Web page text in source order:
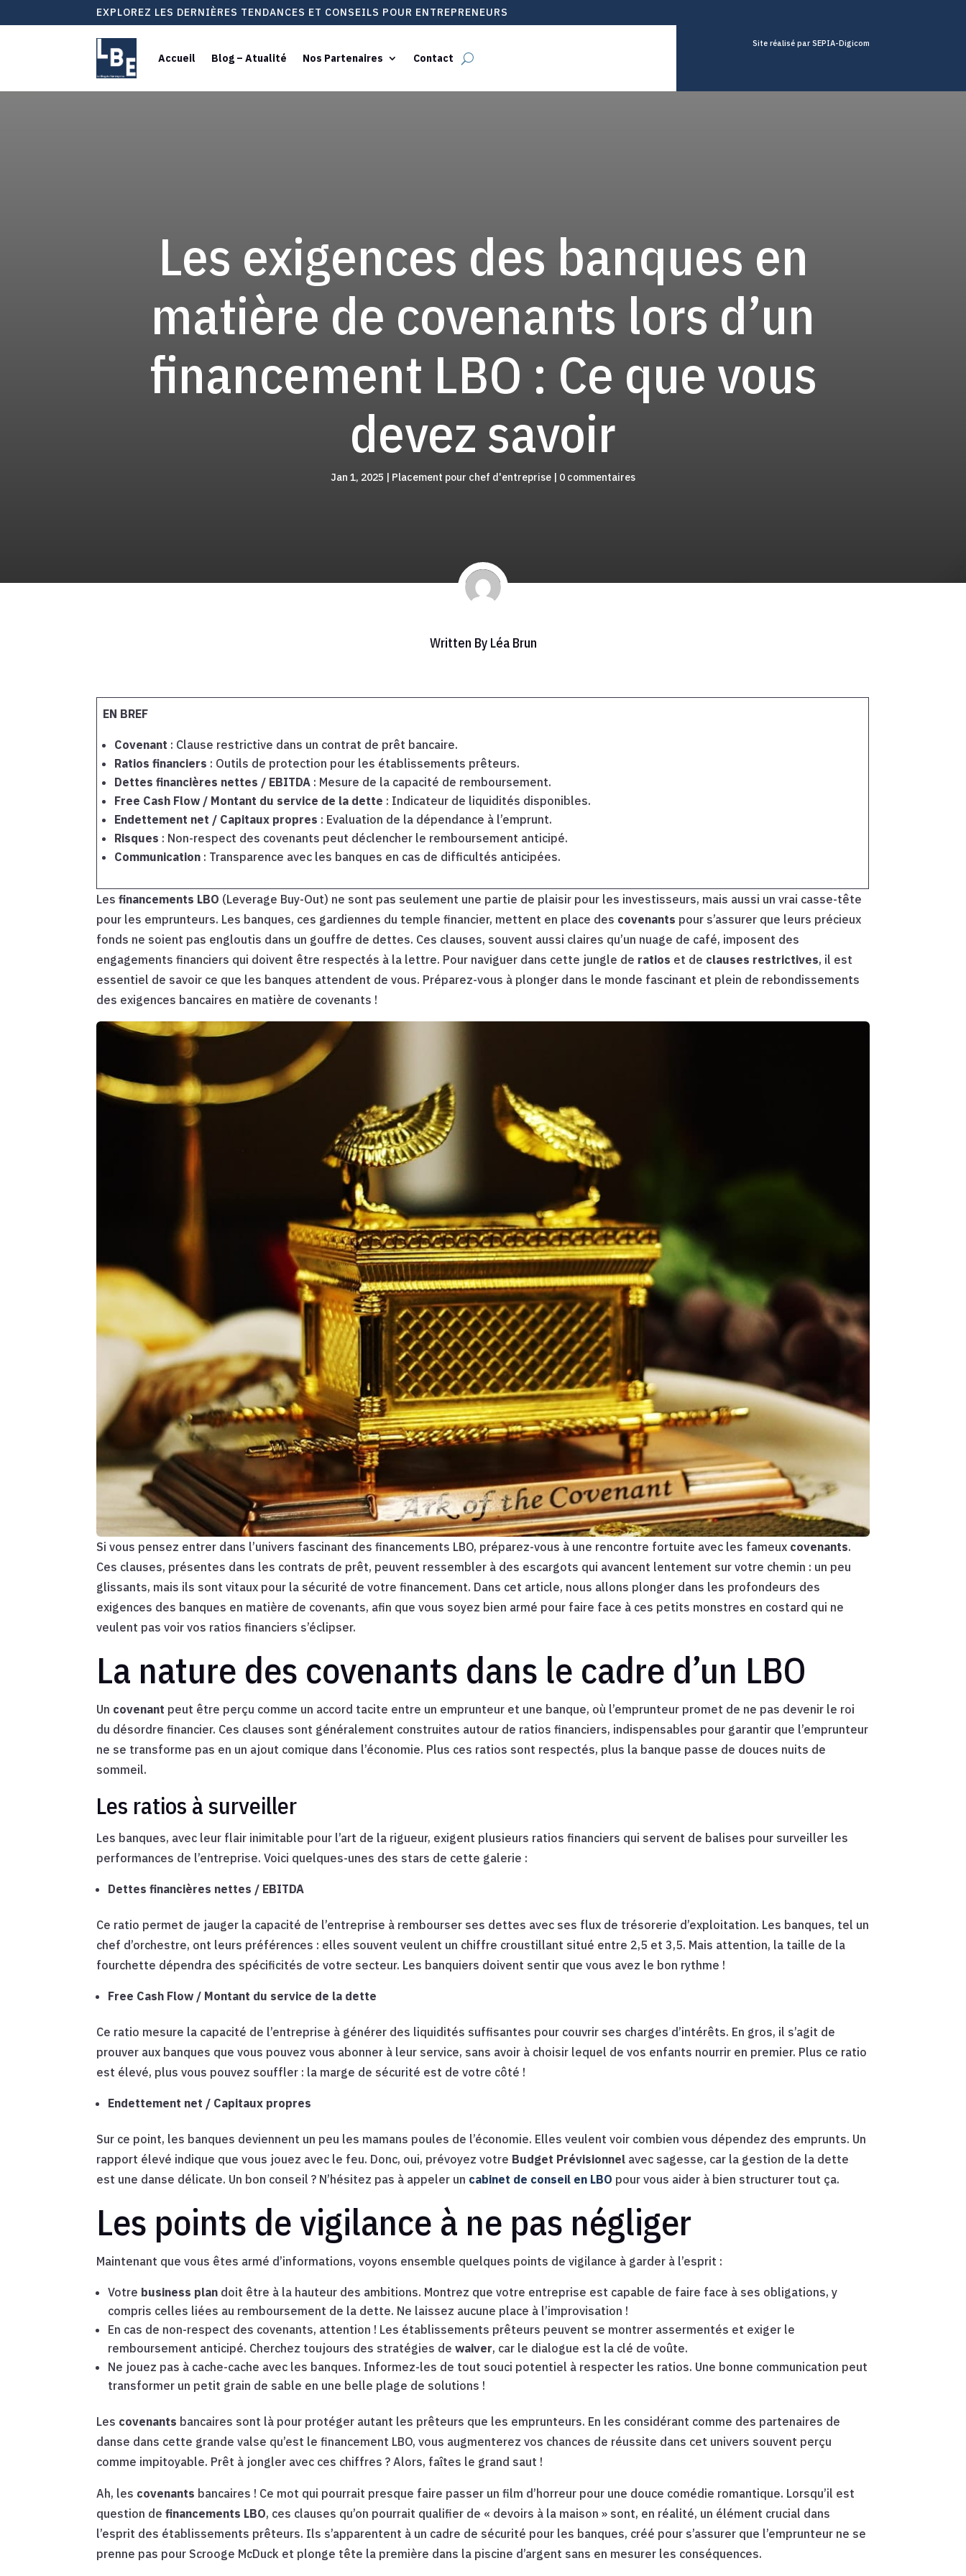
EXPLOREZ LES DERNIÈRES TENDANCES ET CONSEILS POUR ENTREPRENEURS
Accueil Blog – Atualité Nos Partenaires Contact
Site réalisé par SEPIA-Digicom
Les exigences des banques en
matière de covenants lors d’un
financement LBO : Ce que vous
devez savoir
Jan 1, 2025 | Placement pour chef d'entreprise | 0 commentaires
Written By Léa Brun
EN BREF
Covenant : Clause restrictive dans un contrat de prêt bancaire.
Ratios financiers : Outils de protection pour les établissements prêteurs.
Dettes financières nettes / EBITDA : Mesure de la capacité de remboursement.
Free Cash Flow / Montant du service de la dette : Indicateur de liquidités disponibles.
Endettement net / Capitaux propres : Evaluation de la dépendance à l’emprunt.
Risques : Non-respect des covenants peut déclencher le remboursement anticipé.
Communication : Transparence avec les banques en cas de difficultés anticipées.
Lesfinancements LBO (Leverage Buy-Out) ne sont pas seulement une partie de plaisir pour les investisseurs, mais aussi un vrai casse-tête
pour les emprunteurs. Les banques, ces gardiennes du temple financier, mettent en place des covenants pour s’assurer que leurs précieux
fonds ne soient pas engloutis dans un gouffre de dettes. Ces clauses, souvent aussi claires qu’un nuage de café, imposent des
engagements financiers qui doivent être respectés à la lettre. Pour naviguer dans cette jungle de ratios et de clauses restrictives, il est
essentiel de savoir ce que les banques attendent de vous. Préparez-vous à plonger dans le monde fascinant et plein de rebondissements
des exigences bancaires en matière de covenants !
Si vous pensez entrer dans l’univers fascinant des financements LBO, préparez-vous à une rencontre fortuite avec les fameux covenants.
Ces clauses, présentes dans les contrats de prêt, peuvent ressembler à des escargots qui avancent lentement sur votre chemin : un peu
glissants, mais ils sont vitaux pour la sécurité de votre financement. Dans cet article, nous allons plonger dans les profondeurs des
exigences des banques en matière de covenants, afin que vous soyez bien armé pour faire face à ces petits monstres en costard qui ne
veulent pas voir vos ratios financiers s’éclipser.
La nature des covenants dans le cadre d’un LBO
Un covenant peut être perçu comme un accord tacite entre un emprunteur et une banque, où l’emprunteur promet de ne pas devenir le roi
du désordre financier. Ces clauses sont généralement construites autour de ratios financiers, indispensables pour garantir que l’emprunteur
ne se transforme pas en un ajout comique dans l’économie. Plus ces ratios sont respectés, plus la banque passe de douces nuits de
sommeil.
Les ratios à surveiller
Les banques, avec leur flair inimitable pour l’art de la rigueur, exigent plusieurs ratios financiers qui servent de balises pour surveiller les
performances de l’entreprise. Voici quelques-unes des stars de cette galerie :
Dettes financières nettes / EBITDA
Ce ratio permet de jauger la capacité de l’entreprise à rembourser ses dettes avec ses flux de trésorerie d’exploitation. Les banques, tel un
chef d’orchestre, ont leurs préférences : elles souvent veulent un chiffre croustillant situé entre 2,5 et 3,5. Mais attention, la taille de la
fourchette dépendra des spécificités de votre secteur. Les banquiers doivent sentir que vous avez le bon rythme !
Free Cash Flow / Montant du service de la dette
Ce ratio mesure la capacité de l’entreprise à générer des liquidités suffisantes pour couvrir ses charges d’intérêts. En gros, il s’agit de
prouver aux banques que vous pouvez vous abonner à leur service, sans avoir à choisir lequel de vos enfants nourrir en premier. Plus ce ratio
est élevé, plus vous pouvez souffler : la marge de sécurité est de votre côté !
Endettement net / Capitaux propres
Sur ce point, les banques deviennent un peu les mamans poules de l’économie. Elles veulent voir combien vous dépendez des emprunts. Un
rapport élevé indique que vous jouez avec le feu. Donc, oui, prévoyez votre Budget Prévisionnel avec sagesse, car la gestion de la dette
est une danse délicate. Un bon conseil ? N’hésitez pas à appeler un cabinet de conseil en LBO pour vous aider à bien structurer tout ça.
Les points de vigilance à ne pas négliger
Maintenant que vous êtes armé d’informations, voyons ensemble quelques points de vigilance à garder à l’esprit :
Votre business plan doit être à la hauteur des ambitions. Montrez que votre entreprise est capable de faire face à ses obligations, y
compris celles liées au remboursement de la dette. Ne laissez aucune place à l’improvisation !
En cas de non-respect des covenants, attention ! Les établissements prêteurs peuvent se montrer assermentés et exiger le
remboursement anticipé. Cherchez toujours des stratégies dewaiver, car le dialogue est la clé de voûte.
Ne jouez pas à cache-cache avec les banques. Informez-les de tout souci potentiel à respecter les ratios. Une bonne communication peut
transformer un petit grain de sable en une belle plage de solutions !
Les covenants bancaires sont là pour protéger autant les prêteurs que les emprunteurs. En les considérant comme des partenaires de
danse dans cette grande valse qu’est le financement LBO, vous augmenterez vos chances de réussite dans cet univers souvent perçu
comme impitoyable. Prêt à jongler avec ces chiffres ? Alors, faîtes le grand saut !
Ah, les covenants bancaires ! Ce mot qui pourrait presque faire passer un film d’horreur pour une douce comédie romantique. Lorsqu’il est
question definancements LBO, ces clauses qu’on pourrait qualifier de « devoirs à la maison » sont, en réalité, un élément crucial dans
l’esprit des établissements prêteurs. Ils s’apparentent à un cadre de sécurité pour les banques, créé pour s’assurer que l’emprunteur ne se
prenne pas pour Scrooge McDuck et plonge tête la première dans la piscine d’argent sans en mesurer les conséquences.